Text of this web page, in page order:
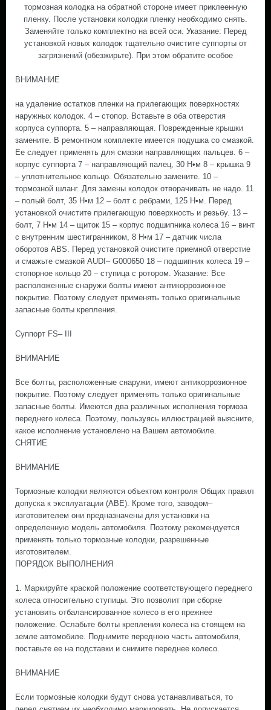
тормозная колодка на обратной стороне имеет приклеенную
пленку. После установки колодки пленку необходимо снять.
Заменяйте только комплектно на всей оси. Указание: Перед
установкой новых колодок тщательно очистите суппорты от
загрязнений (обезжирьте). При этом обратите особое
ВНИМАНИЕ
на удаление остатков пленки на прилегающих поверхностях
наружных колодок. 4 – стопор. Вставьте в оба отверстия
корпуса суппорта. 5 – направляющая. Поврежденные крышки
замените. В ремонтном комплекте имеется подушка со смазкой.
Ее следует применять для смазки направляющих пальцев. 6 –
корпус суппорта 7 – направляющий палец, 30 Н•м 8 – крышка 9
– уплотнительное кольцо. Обязательно замените. 10 –
тормозной шланг. Для замены колодок отворачивать не надо. 11
– полый болт, 35 Н•м 12 – болт с ребрами, 125 Н•м. Перед
установкой очистите прилегающую поверхность и резьбу. 13 –
болт, 7 Н•м 14 – щиток 15 – корпус подшипника колеса 16 – винт
с внутренним шестигранником, 8 Н•м 17 – датчик числа
оборотов ABS. Перед установкой очистите приемной отверстие
и смажьте смазкой AUDI– G000650 18 – подшипник колеса 19 –
стопорное кольцо 20 – ступица с ротором. Указание: Все
расположенные снаружи болты имеют антикоррозионное
покрытие. Поэтому следует применять только оригинальные
запасные болты крепления.
Суппорт FS– III
ВНИМАНИЕ
Все болты, расположенные снаружи, имеют антикоррозионное
покрытие. Поэтому следует применять только оригинальные
запасные болты. Имеются два различных исполнения тормоза
переднего колеса. Поэтому, пользуясь иллюстрацией выясните,
какое исполнение установлено на Вашем автомобиле.
СНЯТИЕ
ВНИМАНИЕ
Тормозные колодки являются объектом контроля Общих правил
допуска к эксплуатации (ABE). Кроме того, заводом–
изготовителем они предназначены для установки на
определенную модель автомобиля. Поэтому рекомендуется
применять только тормозные колодки, разрешенные
изготовителем.
ПОРЯДОК ВЫПОЛНЕНИЯ
1. Маркируйте краской положение соответствующего переднего
колеса относительно ступицы. Это позволит при сборке
установить отбалансированное колесо в его прежнее
положение. Ослабьте болты крепления колеса на стоящем на
земле автомобиле. Поднимите переднюю часть автомобиля,
поставьте ее на подставки и снимите переднее колесо.
ВНИМАНИЕ
Если тормозные колодки будут снова устанавливаться, то